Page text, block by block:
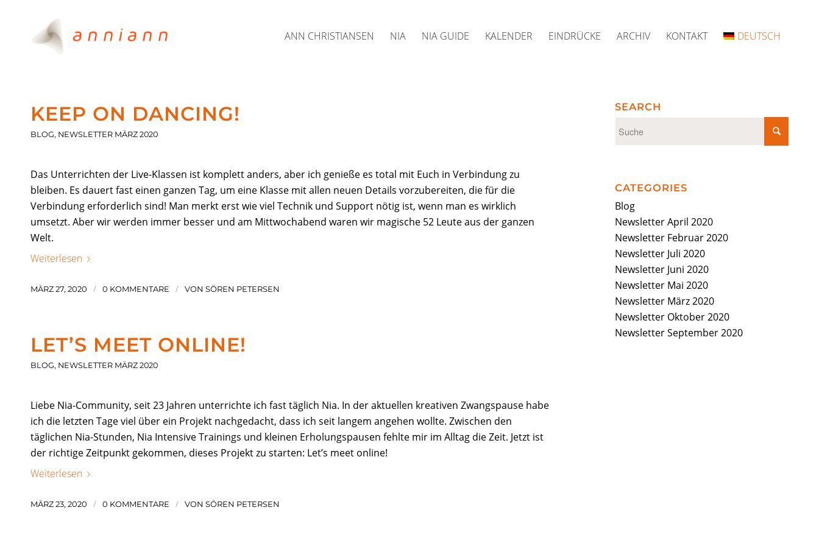
ANN CHRISTIANSEN NIA NIA GUIDE KALENDER EINDRÜCKE ARCHIV KONTAKT DEUTSCH
KEEP ON DANCING!
BLOG, NEWSLETTER MÄRZ 2020
Das Unterrichten der Live-Klassen ist komplett anders, aber ich genieße es total mit Euch in Verbindung zu
bleiben. Es dauert fast einen ganzen Tag, um eine Klasse mit allen neuen Details vorzubereiten, die für die
Verbindung erforderlich sind! Man merkt erst wie viel Technik und Support nötig ist, wenn man es wirklich
umsetzt. Aber wir werden immer besser und am Mittwochabend waren wir magische 52 Leute aus der ganzen
Welt.
Weiterlesen
MÄRZ 27, 2020 / 0 KOMMENTARE / VON SÖREN PETERSEN
LET’S MEET ONLINE!
BLOG, NEWSLETTER MÄRZ 2020
Liebe Nia-Community, seit 23 Jahren unterrichte ich fast täglich Nia. In der aktuellen kreativen Zwangspause habe
ich die letzten Tage viel über ein Projekt nachgedacht, dass ich seit langem angehen wollte. Zwischen den
täglichen Nia-Stunden, Nia Intensive Trainings und kleinen Erholungspausen fehlte mir im Alltag die Zeit. Jetzt ist
der richtige Zeitpunkt gekommen, dieses Projekt zu starten: Let’s meet online!
Weiterlesen
MÄRZ 23, 2020 / 0 KOMMENTARE / VON SÖREN PETERSEN
SEARCH
CATEGORIES
Blog
Newsletter April 2020
Newsletter Februar 2020
Newsletter Juli 2020
Newsletter Juni 2020
Newsletter Mai 2020
Newsletter März 2020
Newsletter Oktober 2020
Newsletter September 2020